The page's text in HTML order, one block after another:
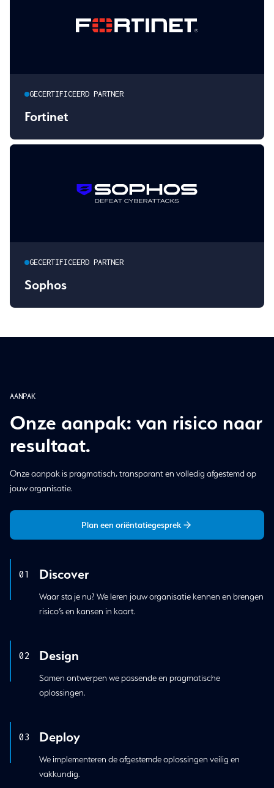
GECERTIFICEERD PARTNER
Fortinet
GECERTIFICEERD PARTNER
Sophos
AANPAK
Onze aanpak: van risico naar
resultaat.
Onze aanpak is pragmatisch, transparant en volledig afgestemd op
jouw organisatie.
Plan een oriëntatiegesprek
01 Discover
Waar sta je nu? We leren jouw organisatie kennen en brengen
risico’s en kansen in kaart.
02 Design
Samen ontwerpen we passende en pragmatische
oplossingen.
03 Deploy
We implementeren de afgestemde oplossingen veilig en
vakkundig.